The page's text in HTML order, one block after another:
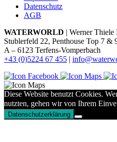
Datenschutz
AGB
WATERWORLD | Werner Thiele
Stublerfeld 22, Penthouse Top 7 &
A – 6123 Terfens-Vomperbach
+43 (0)5224 67 455 |
Diese Website benutzt Cookies.
nutzten, gehen wir von Ihrem
Datenschutzerklärung